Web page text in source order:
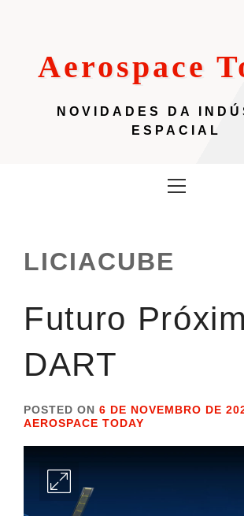
Aerospace
NOVIDADES DA
ESPACIAL
Menu
LICIACUBE
Futuro
DART
POSTED ON 6 DE NOVEMBRO DE
AEROSPACE TODAY